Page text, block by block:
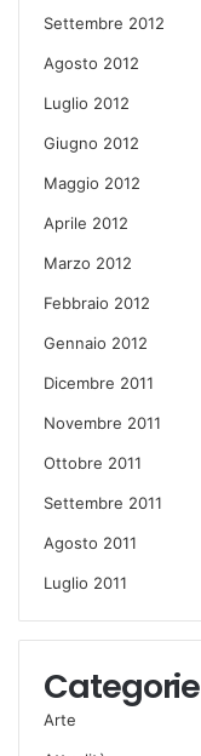
Settembre 2012
Agosto 2012
Luglio 2012
Giugno 2012
Maggio 2012
Aprile 2012
Marzo 2012
Febbraio 2012
Gennaio 2012
Dicembre 2011
Novembre 2011
Ottobre 2011
Settembre 2011
Agosto 2011
Luglio 2011
Categorie
Arte